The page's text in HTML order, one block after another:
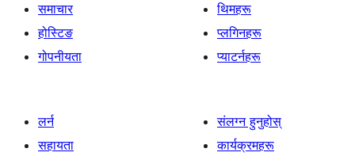
समाचार
होस्टिङ
गोपनीयता
थिमहरू
प्लगिनहरू
प्याटर्नहरू
लर्न
सहायता
संलग्न हुनुहोस्
कार्यक्रमहरू